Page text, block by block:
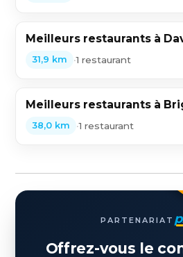
Meilleurs restaurants à
31,9 km •1 restaurant
Meilleurs restaurants à
38,0 km •1 restaurant
PARTENARIAT
Offrez-vous le